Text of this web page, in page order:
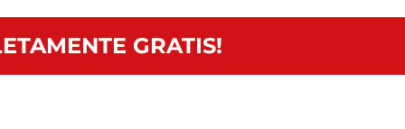
GRATIS!